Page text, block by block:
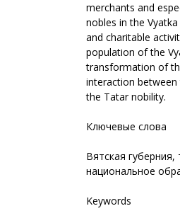
merchants and
nobles in the
and charitable
population of the
transformation of
interaction
the Tatar nobility.
Ключевые слова
Вятская
национальное
Keywords